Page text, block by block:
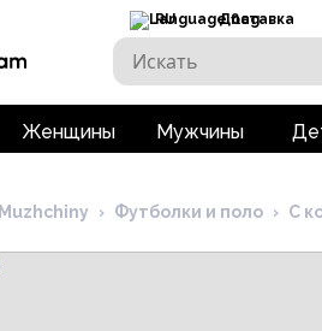
RU Доставка
Женщины Мужчины
Muzhchiny › Футболки и поло › С